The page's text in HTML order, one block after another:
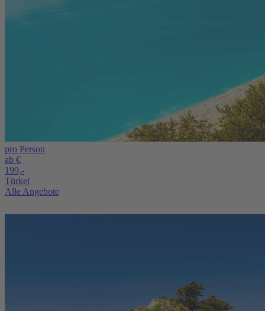
pro Person
ab €
199,-
Türkei
Alle Angebote